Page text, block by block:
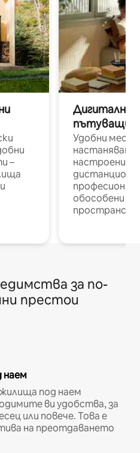
–
Дигитални
пътуващи
Удобни
настаняване
настроени и
обособени
за по-
престои
наем
под наем
ви удобства, за
или повече. Това е
на преотдаването